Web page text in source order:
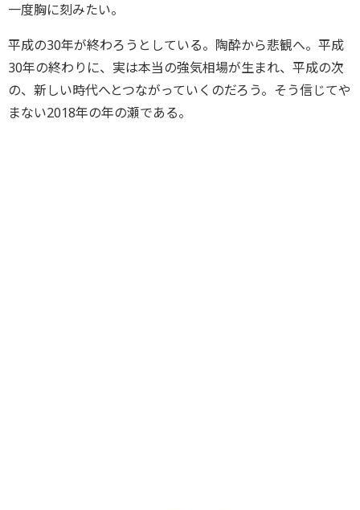
一度胸に刻みたい。
平成の30年が終わろうとしている。陶酔から悲観へ。平成
30年の終わりに、実は本当の強気相場が生まれ、平成の次
の、新しい時代へとつながっていくのだろう。そう信じてや
まない2018年の年の瀬である。